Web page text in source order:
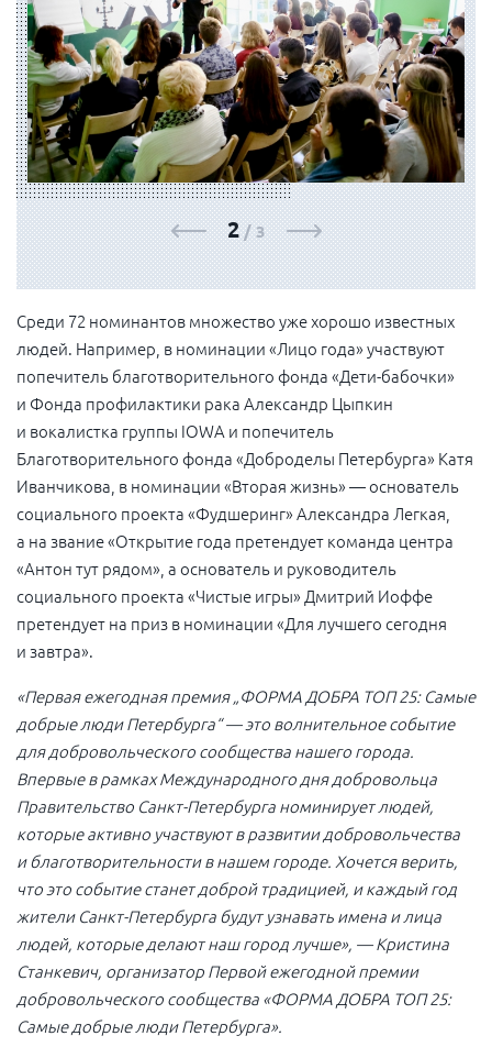
ФОТОГАЛЕРЕЯ
3/3
Среди 72 номинантов множество уже хорошо известных
людей. Например, в номинации «Лицо года» участвуют
попечитель благотворительного фонда «Дети-бабочки»
и Фонда профилактики рака Александр Цыпкин
и вокалистка группы IOWA и попечитель
Благотворительного фонда «Доброделы Петербурга» Катя
Иванчикова, в номинации «Вторая жизнь» — основатель
социального проекта «Фудшеринг» Александра Легкая,
а на звание «Открытие года претендует команда центра
«Антон тут рядом», а основатель и руководитель
социального проекта «Чистые игры» Дмитрий Иоффе
претендует на приз в номинации «Для лучшего сегодня
и завтра».
«Первая ежегодная премия „ФОРМА ДОБРА ТОП 25: Самые
добрые люди Петербурга“ — это волнительное событие
для добровольческого сообщества нашего города.
Впервые в рамках Международного дня добровольца
Правительство Санкт-Петербурга номинирует людей,
которые активно участвуют в развитии добровольчества
и благотворительности в нашем городе. Хочется верить,
что это событие станет доброй традицией, и каждый год
жители Санкт-Петербурга будут узнавать имена и лица
людей, которые делают наш город лучше», — Кристина
Станкевич, организатор Первой ежегодной премии
добровольческого сообщества «ФОРМА ДОБРА ТОП 25:
Самые добрые люди Петербурга».